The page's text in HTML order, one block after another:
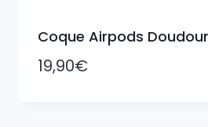
Coque Airpods
19,90€